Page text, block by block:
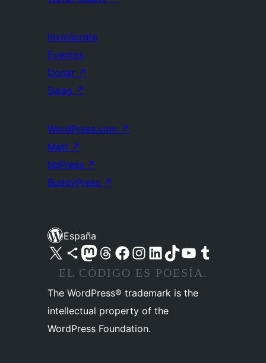
Involúcrate
Eventos
Donar ↗
Swag ↗
WordPress.com ↗
Matt ↗
bbPress ↗
BuddyPress ↗
España
Visita nuestra cuenta de X (anteriormente Twitter)
Visita nuestra cuenta de Bluesky
Visita nuestra cuenta de Mastodon
Visita nuestra cuenta de Threads
Visita nuestra página de Facebook
Visita nuestra cuenta de Instagram
Visita nuestra cuenta de LinkedIn
Visita nuestra cuenta de TikTok
Visita nuestro canal de YouTube
Visita nuestra cuenta de Tumblr
EL CÓDIGO ES POESÍA.
The WordPress® trademark is the
intellectual property of the
WordPress Foundation.